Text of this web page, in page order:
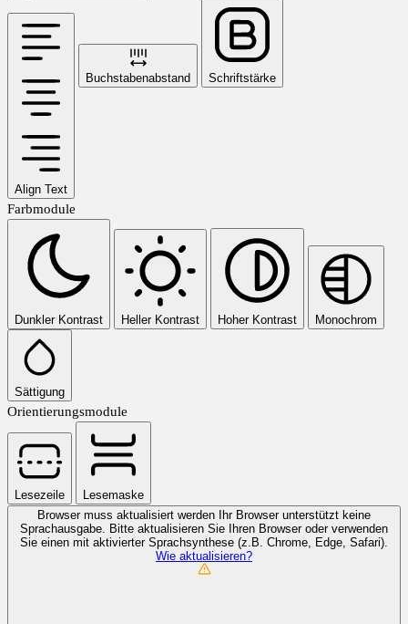
Align Text
Buchstabenabstand Schriftstärke
Farbmodule
Dunkler Kontrast Heller Kontrast Hoher Kontrast Monochrom
Sättigung
Orientierungsmodule
Lesezeile
Lesemaske
Browser muss aktualisiert werden
Ihr Browser unterstützt keine
Sprachausgabe. Bitte aktualisieren Sie Ihren Browser oder verwenden
Sie einen mit aktivierter Sprachsynthese (z.B. Chrome, Edge, Safari).
Wie aktualisieren?